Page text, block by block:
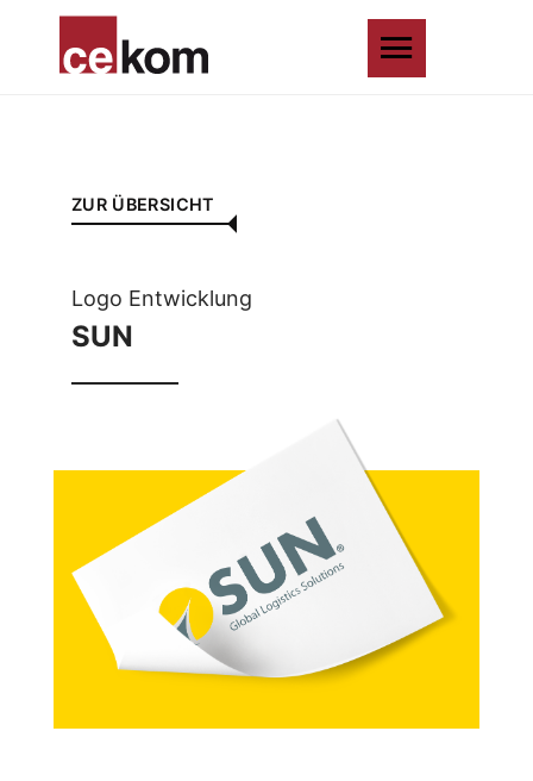
ZUR ÜBERSICHT
Logo Entwicklung
SUN